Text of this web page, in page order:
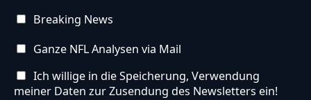
Breaking News
Ganze NFL Analysen via Mail
Ich willige in die Speicherung, Verwendung
meiner Daten zur Zusendung des Newsletters ein!